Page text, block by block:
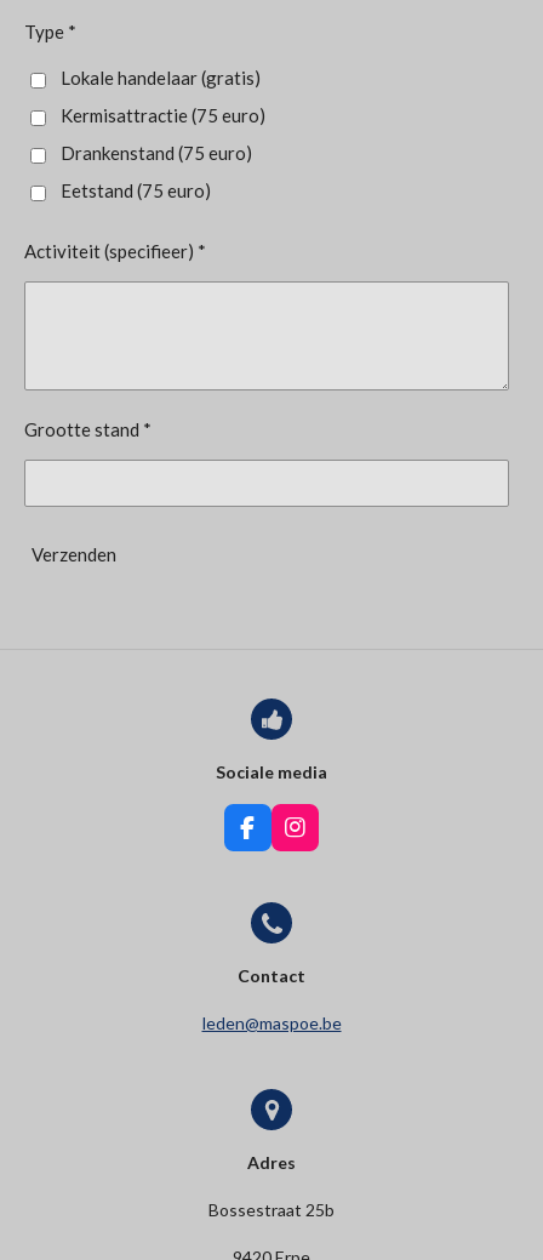
Type *
Lokale handelaar (gratis)
Kermisattractie (75 euro)
Drankenstand (75 euro)
Eetstand (75 euro)
Activiteit (specifieer) *
Grootte stand *
Verzenden
Sociale media
F
a
b
o
k
I
n
r
a
Contact
leden@maspoe.be
Adres
Bossestraat 25b